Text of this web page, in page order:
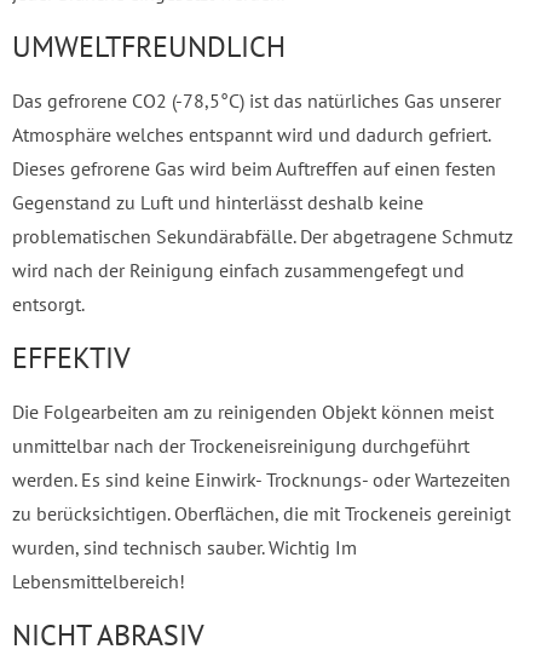
UMWELTFREUNDLICH
Das gefrorene CO2 (-78,5°C) ist das natürliches Gas unserer
Atmosphäre welches entspannt wird und dadurch gefriert.
Dieses gefrorene Gas wird beim Auftreffen auf einen festen
Gegenstand zu Luft und hinterlässt deshalb keine
problematischen Sekundärabfälle. Der abgetragene Schmutz
wird nach der Reinigung einfach zusammengefegt und
entsorgt.
EFFEKTIV
Die Folgearbeiten am zu reinigenden Objekt können meist
unmittelbar nach der Trockeneisreinigung durchgeführt
werden. Es sind keine Einwirk- Trocknungs- oder Wartezeiten
zu berücksichtigen. Oberflächen, die mit Trockeneis gereinigt
wurden, sind technisch sauber. Wichtig Im
Lebensmittelbereich!
NICHT ABRASIV